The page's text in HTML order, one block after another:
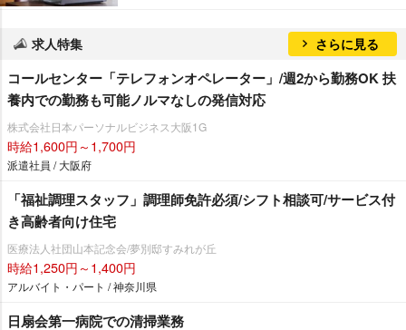
求人特集 さらに見る
コールセンター「テレフォンオペレーター」/週2から勤務OK 扶
養内での勤務も可能ノルマなしの発信対応
株式会社日本パーソナルビジネス大阪1G
時給1,600円～1,700円
派遣社員 / 大阪府
「福祉調理スタッフ」調理師免許必須/シフト相談可/サービス付
き高齢者向け住宅
医療法人社団山本記念会/夢別邸すみれが丘
時給1,250円～1,400円
アルバイト・パート / 神奈川県
日扇会第一病院での清掃業務